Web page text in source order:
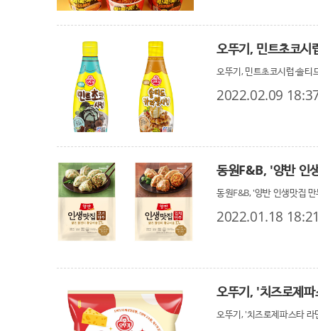
오뚜기, 민트초코시
오뚜기, 민트초코시럽·솔티
2022.02.09
동원F&B, '양반 인
동원F&B, '양반 인생맛집
2022.01.18
오뚜기, '치즈로제
오뚜기, '치즈로제파스타 라